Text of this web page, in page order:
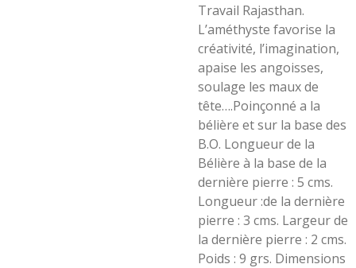
Travail Rajasthan.
L’améthyste favorise la
créativité, l’imagination,
apaise les angoisses,
soulage les maux de
tête….Poinçonné a la
bélière et sur la base des
B.O. Longueur de la
Bélière à la base de la
dernière pierre : 5 cms.
Longueur :de la dernière
pierre : 3 cms. Largeur de
la dernière pierre : 2 cms.
Poids : 9 grs. Dimensions